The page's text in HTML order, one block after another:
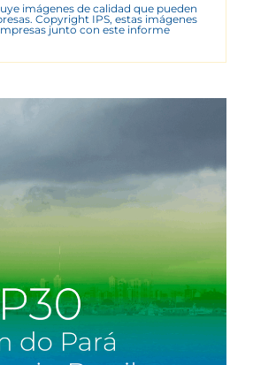
imágenes de calidad que pueden
Copyright IPS, estas imágenes
junto con este informe